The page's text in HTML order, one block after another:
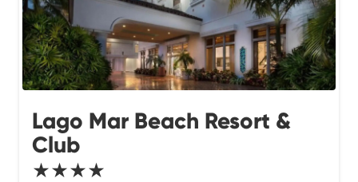
Lago Mar Beach Resort &
Club
★★★★